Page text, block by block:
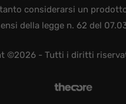
considerarsi un
della legge n. 62 del
©2026 - Tutti i diritti